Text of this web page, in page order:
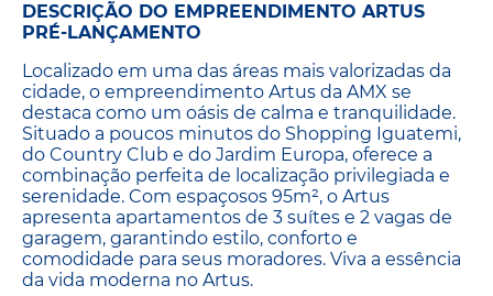
DESCRIÇÃO DO EMPREENDIMENTO ARTUS
PRÉ-LANÇAMENTO
Localizado em uma das áreas mais valorizadas da
cidade, o empreendimento Artus da AMX se
destaca como um oásis de calma e tranquilidade.
Situado a poucos minutos do Shopping Iguatemi,
do Country Club e do Jardim Europa, oferece a
combinação perfeita de localização privilegiada e
serenidade. Com espaçosos 95m², o Artus
apresenta apartamentos de 3 suítes e 2 vagas de
garagem, garantindo estilo, conforto e
comodidade para seus moradores. Viva a essência
da vida moderna no Artus.